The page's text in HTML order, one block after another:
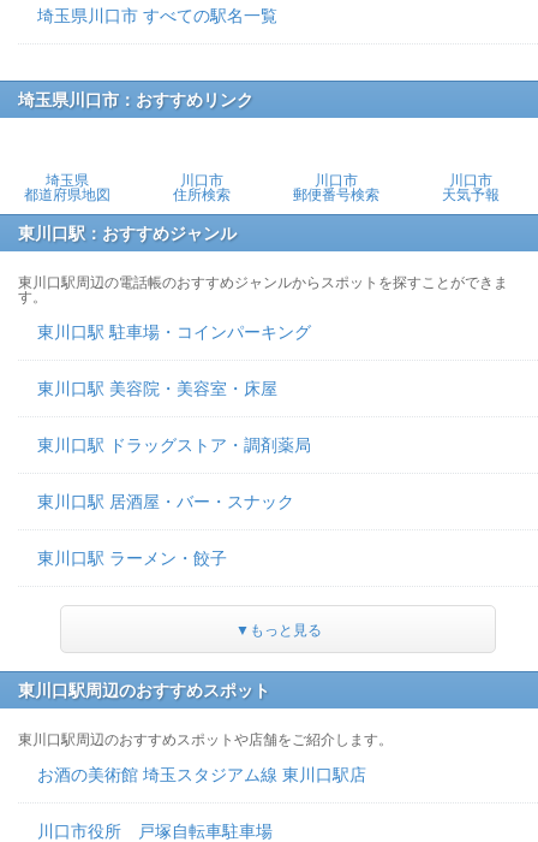
埼玉県川口市 すべての駅名一覧
埼玉県川口市：おすすめリンク
埼玉県
都道府県地図
川口市
住所検索
川口市
郵便番号検索
川口市
天気予報
東川口駅：おすすめジャンル
東川口駅周辺の電話帳のおすすめジャンルからスポットを探すことができま
す。
東川口駅 駐車場・コインパーキング
東川口駅 美容院・美容室・床屋
東川口駅 ドラッグストア・調剤薬局
東川口駅 居酒屋・バー・スナック
東川口駅 ラーメン・餃子
▼もっと見る
東川口駅周辺のおすすめスポット
東川口駅周辺のおすすめスポットや店舗をご紹介します。
お酒の美術館 埼玉スタジアム線 東川口駅店
川口市役所 戸塚自転車駐車場